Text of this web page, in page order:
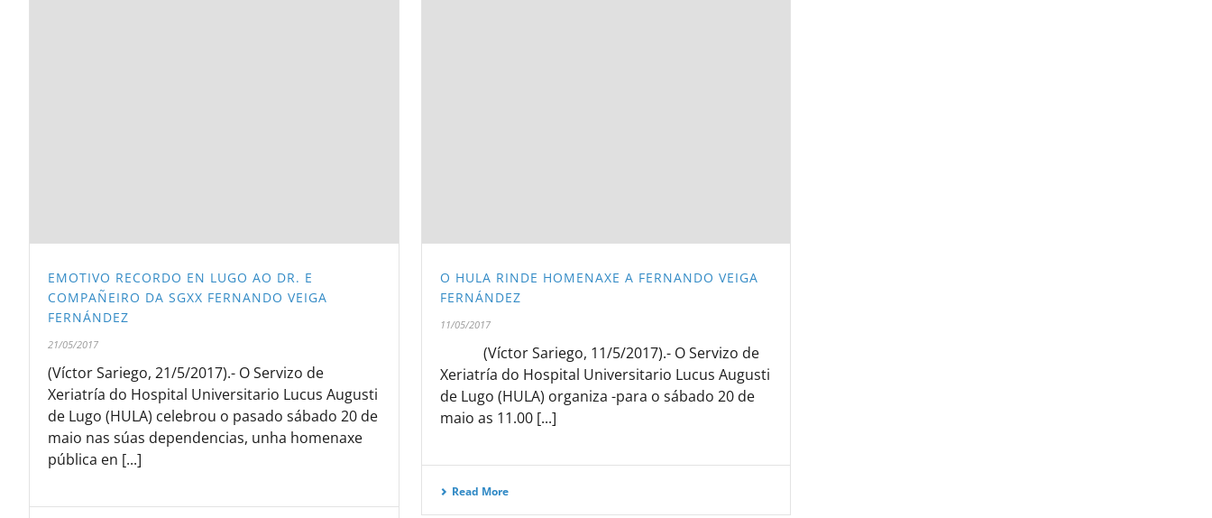
EMOTIVO RECORDO EN LUGO AO DR. E
COMPAÑEIRO DA SGXX FERNANDO VEIGA
FERNÁNDEZ
21/05/2017
(Víctor Sariego, 21/5/2017).- O Servizo de
Xeriatría do Hospital Universitario Lucus Augusti
de Lugo (HULA) celebrou o pasado sábado 20 de
maio nas súas dependencias, unha homenaxe
pública en [...]
O HULA RINDE HOMENAXE A FERNANDO VEIGA
FERNÁNDEZ
11/05/2017
(Víctor Sariego, 11/5/2017).- O Servizo de
Xeriatría do Hospital Universitario Lucus Augusti
de Lugo (HULA) organiza -para o sábado 20 de
maio as 11.00 [...]
Read More